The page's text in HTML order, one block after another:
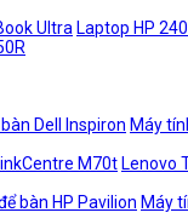
Ultra Laptop HP
Dell Inspiron Máy
M70t Lenovo
bàn HP Pavilion Máy